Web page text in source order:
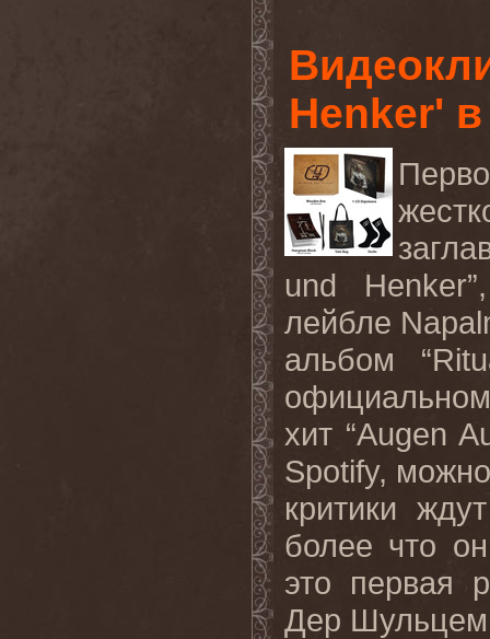
Henker'
und
лейбле
альбом
хит “Augen
Spotify,
критики
более что
это первая
Дер Шульцем